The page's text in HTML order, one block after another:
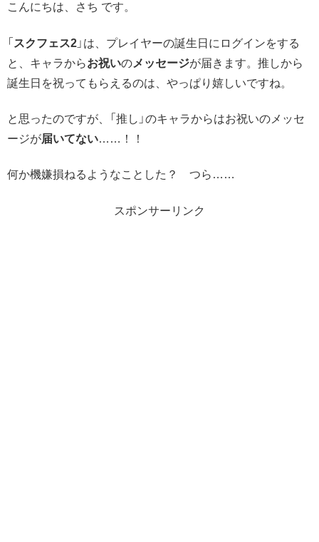
こんにちは、さち です。
「 スクフェス2 」は、プレイヤーの誕生日にログインをする
と、キャラからお祝いのメッセージが届きます。推しから
誕生日を祝ってもらえるのは、やっぱり嬉しいですね。
と思ったのですが、「推し」のキャラからはお祝いのメッセ
ージが届いてない……！！
何か機嫌損ねるようなことした？ つら……
スポンサーリンク